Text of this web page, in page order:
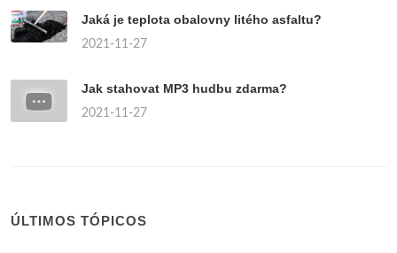
Jaká je teplota obalovny litého asfaltu?
2021-11-27
Jak stahovat MP3 hudbu zdarma?
2021-11-27
ÚLTIMOS TÓPICOS